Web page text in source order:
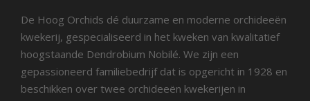
De Hoog Orchids dé duurzame en moderne orchideeën
kwekerij, gespecialiseerd in het kweken van kwalitatief
hoogstaande Dendrobium Nobilé. We zijn een
gepassioneerd familiebedrijf dat is opgericht in 1928 en
beschikken over twee orchideeën kwekerijen in